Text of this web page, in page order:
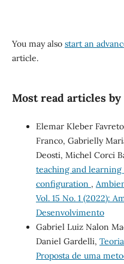
You may also start an
article.
Most read articles by
Elemar Kleber
Franco, Gabrielly
Deosti, Michel Corci
teaching and learning
configuration ,
Vol. 15 No. 1 (2022):
Desenvolvimento
Gabriel Luiz Nalon
Daniel Gardelli,
Proposta de uma